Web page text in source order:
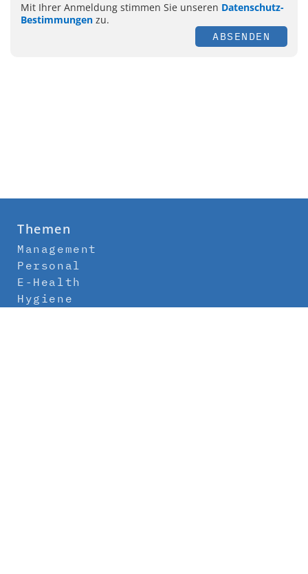
Mit Ihrer Anmeldung stimmen Sie unseren Datenschutz-
Bestimmungen zu.
ABSENDEN
Themen
Management
Personal
E-Health
Hygiene